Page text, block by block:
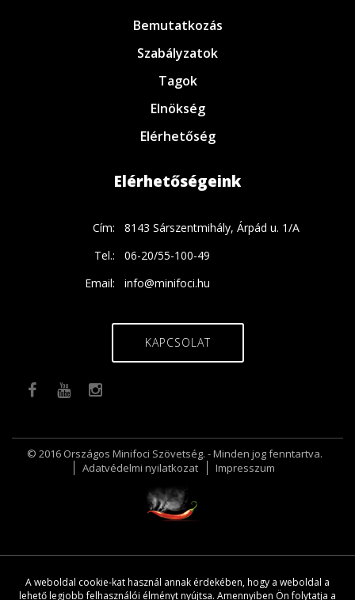
Bemutatkozás
Szabályzatok
Tagok
Elnökség
Elérhetőség
Elérhetőségeink
Cím:
8143 Sárszentmihály, Árpád u. 1/A
Tel.:
06-20/55-100-49
Email:
info@minifoci.hu
KAPCSOLAT
© 2016 Országos Minifoci Szövetség. - Minden jog fenntartva.
Adatvédelmi nyilatkozat
Impresszum
A weboldal cookie-kat használ annak érdekében, hogy a weboldal a
lehető legjobb felhasználói élményt nyújtsa. Amennyiben Ön folytatja a